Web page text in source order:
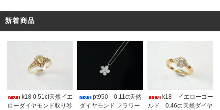
新着商品
k18 0.51ct天然イエ
ローダイヤモンド取り巻
pt950 0.11ct天然
ダイヤモンド フラワー
k18 イエローゴー
ルド 0.46ct 天然ダイヤ